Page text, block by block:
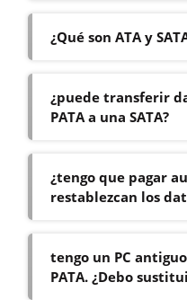
¿Qué son ATA y
¿puede transferir
PATA a una SATA?
¿tengo que pagar
restablezcan los
tengo un PC
PATA. ¿Debo